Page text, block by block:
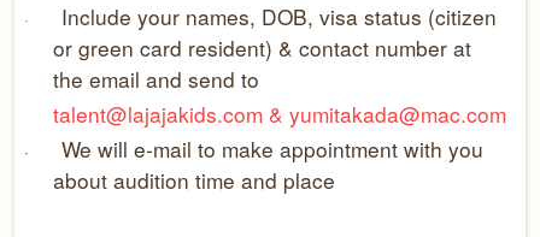
· Include your names, DOB,visa status (citizen
or green card resident) &contact number at
the email and send to
talent@lajajakids.com & yumitakada@mac.com
·
We will e-mail to make appointment with you
about audition time and place